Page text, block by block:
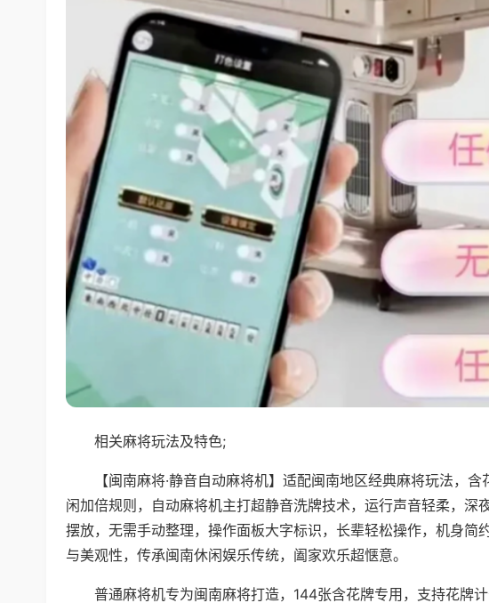
相关麻将玩法及特色;
【闽南麻将·静音自动麻将机】适配闽南地区经典麻将玩法，
闲加倍规则，自动麻将机主打超静音洗牌技术，运行声音轻柔，深
摆放，无需手动整理，操作面板大字标识，长辈轻松操作，机身简
与美观性，传承闽南休闲娱乐传统，阖家欢乐超惬意。
普通麻将机专为闽南麻将打造，144张含花牌专用，支持花牌